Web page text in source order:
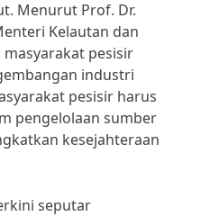
Menurut Prof. Dr.
Kelautan dan
masyarakat pesisir
industri
pesisir harus
pengelolaan sumber
kesejahteraan
seputar